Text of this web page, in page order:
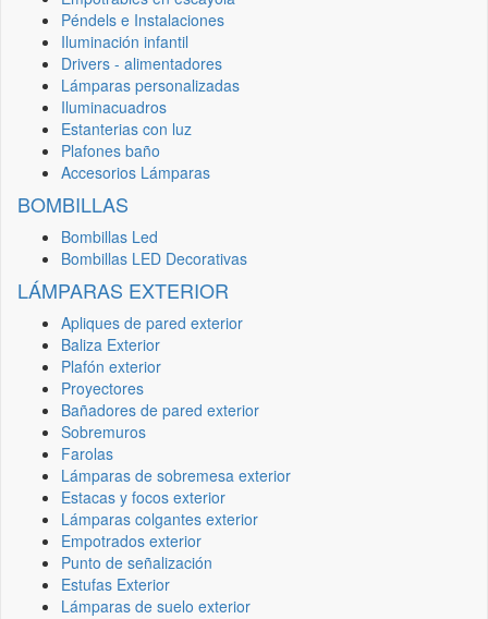
Péndels e Instalaciones
Iluminación infantil
Drivers - alimentadores
Lámparas personalizadas
Iluminacuadros
Estanterias con luz
Plafones baño
Accesorios Lámparas
BOMBILLAS
Bombillas Led
Bombillas LED Decorativas
LÁMPARAS EXTERIOR
Apliques de pared exterior
Baliza Exterior
Plafón exterior
Proyectores
Bañadores de pared exterior
Sobremuros
Farolas
Lámparas de sobremesa exterior
Estacas y focos exterior
Lámparas colgantes exterior
Empotrados exterior
Punto de señalización
Estufas Exterior
Lámparas de suelo exterior